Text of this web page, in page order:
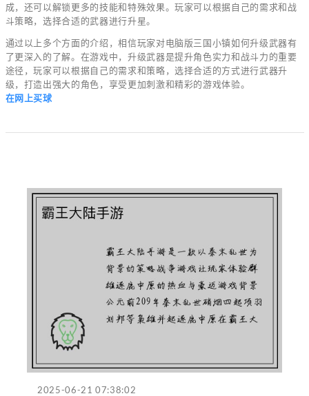
成，还可以解锁更多的技能和特殊效果。玩家可以根据自己的需求和战
斗策略，选择合适的武器进行升星。
通过以上多个方面的介绍，相信玩家对电脑版三国小镇如何升级武器有
了更深入的了解。在游戏中，升级武器是提升角色实力和战斗力的重要
途径，玩家可以根据自己的需求和策略，选择合适的方式进行武器升
级，打造出强大的角色，享受更加刺激和精彩的游戏体验。
在网上买球
2025-06-21 07:38:02